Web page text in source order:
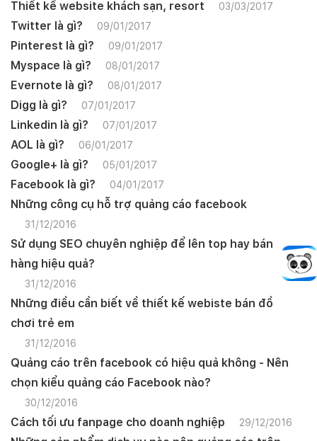
Thiết kế website khách sạn, resort 03/03/2017
Twitter là gì? 09/01/2017
Pinterest là gì? 09/01/2017
Myspace là gì? 08/01/2017
Evernote là gì? 08/01/2017
Digg là gì? 07/01/2017
Linkedin là gì? 07/01/2017
AOL là gì? 06/01/2017
Google+ là gì? 05/01/2017
Facebook là gì? 04/01/2017
Những công cụ hỗ trợ quảng cáo facebook
31/12/2016
Sử dụng SEO chuyên nghiệp để lên top hay bán
hàng hiệu quả?
31/12/2016
Những điều cần biết về thiết kế webiste bán đồ
chơi trẻ em
31/12/2016
Quảng cáo trên facebook có hiệu quả không - Nên
chọn kiểu quảng cáo Facebook nào?
30/12/2016
Cách tối ưu fanpage cho doanh nghiệp 29/12/2016